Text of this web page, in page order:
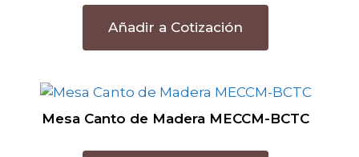
Añadir a Cotización
Mesa Canto de Madera MECCM-BCTC